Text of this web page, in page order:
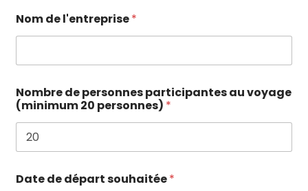
Nom de l'entreprise*
Nombre de personnes participantes au voyage
(minimum 20 personnes) *
Date de départ souhaitée*